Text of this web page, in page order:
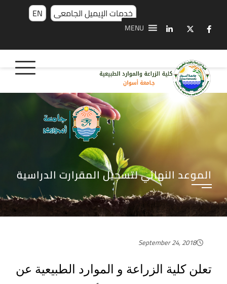
EN خدمات الإيميل الجامعى
MENU
الموعد النهائي لتسجيل المقرارت الدراسية
September 24, 2018
تعلن كلية الزراعة و الموارد الطبيعية عن